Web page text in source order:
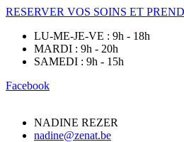
RESERVER VOS SOINS ET
LU-ME-JE-VE : 9h - 18h
MARDI : 9h - 20h
SAMEDI : 9h - 15h
Facebook
NADINE REZER
nadine@zenat.be